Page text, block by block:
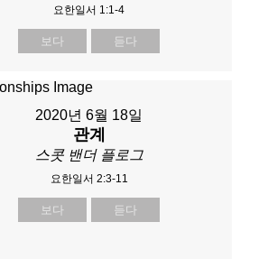
요한일서 1:1-4
보다 듣다
2020년 6월 18일
관계
스콧 밴더 플로그
요한일서 2:3-11
보다 듣다